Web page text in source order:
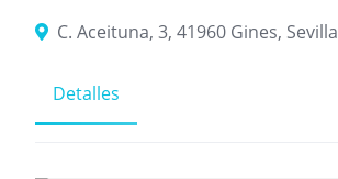
C. Aceituna, 3, 41960 Gines, Sevilla
Detalles